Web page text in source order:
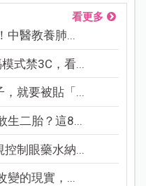
看更多
中醫教養肺...
式禁3C，看...
就要被貼「...
生二胎？這8...
制眼藥水納...
變的現實，...